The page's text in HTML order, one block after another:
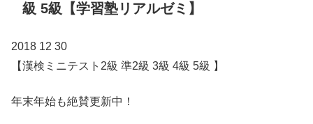
級 5級【学習塾リアルゼミ】
2018 12 30
【漢検ミニテスト2級 準2級 3級 4級 5級 】
年末年始も絶賛更新中！